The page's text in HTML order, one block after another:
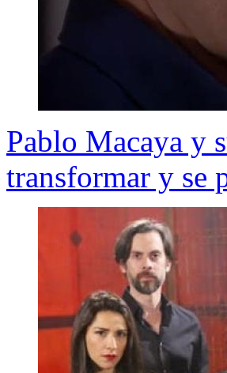
Pablo Macaya y
transformar y se